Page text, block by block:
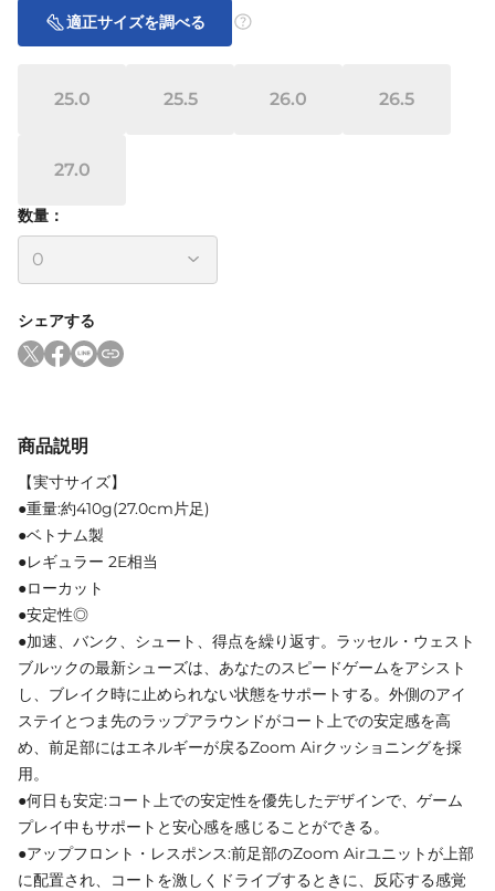
適正サイズを調べる
25.0 25.5 26.0 26.5
27.0
数量：
シェアする
商品説明
【実寸サイズ】
●重量:約410g(27.0cm片足)
●ベトナム製
●レギュラー 2E相当
●ローカット
●安定性◎
●加速、バンク、シュート、得点を繰り返す。ラッセル・ウェスト
ブルックの最新シューズは、あなたのスピードゲームをアシスト
し、ブレイク時に止められない状態をサポートする。外側のアイ
ステイとつま先のラップアラウンドがコート上での安定感を高
め、前足部にはエネルギーが戻るZoom Airクッショニングを採
用。
●何日も安定:コート上での安定性を優先したデザインで、ゲーム
プレイ中もサポートと安心感を感じることができる。
●アップフロント・レスポンス:前足部のZoom Airユニットが上部
に配置され、コートを激しくドライブするときに、反応する感覚